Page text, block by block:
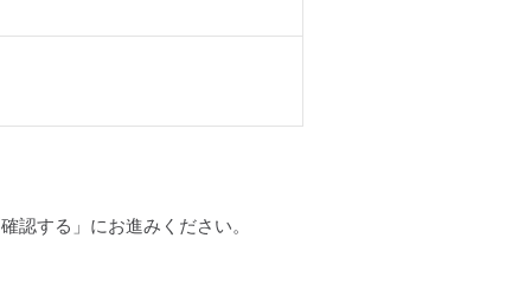
認する」にお進みください。